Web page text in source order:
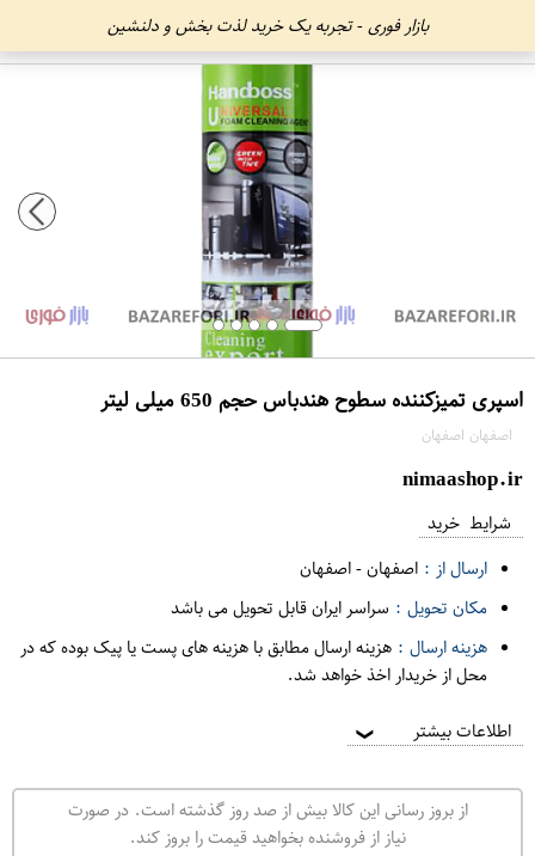
بازار فوری - تجربه یک خرید لذت بخش و دلنشین
اسپری تمیزکننده سطوح هندباس حجم 650 میلی لیتر
اصفهان اصفهان
nimaashop.ir
شرایط خرید
ارسال از : اصفهان-اصفهان
مکان تحویل : سراسر ایران قابل تحویل می باشد
هزینه ارسال : هزینه ارسال مطابق با هزینه های پست یا پیک بوده که در
محل از خریدار اخذ خواهد شد.
اطلاعات بیشتر ❯
از بروز رسانی این کالا بیش از صد روز گذشته است. در صورت
نیاز از فروشنده بخواهید قیمت را بروز کند.